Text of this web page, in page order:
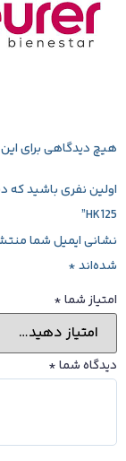
هیچ دیدگاهی برای
اولین نفری باشید که
HK125”
نشانی ایمیل شما
شده‌اند*
امتیاز شما*
دیدگاه شما*